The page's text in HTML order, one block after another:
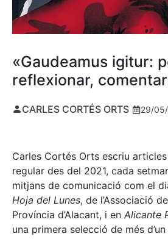
«Gaudeamus igitur:
reflexionar,
CARLES CORTÉS ORTS 29/
Carles Cortés Orts escriu articles
regular des del 2021, cada
mitjans de comunicació com el
Hoja del Lunes, de l’Associació
Província d’Alacant, i en Alicante
una primera selecció de més